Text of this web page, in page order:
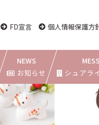
FD宣言 個人情報保護方
NEWS
お知らせ
シュアラ